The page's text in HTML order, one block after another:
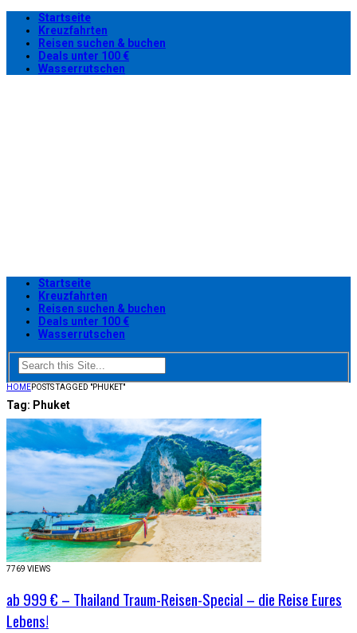
Startseite
Kreuzfahrten
Reisen suchen & buchen
Deals unter 100 €
Wasserrutschen
Startseite
Kreuzfahrten
Reisen suchen & buchen
Deals unter 100 €
Wasserrutschen
HOMEPOSTS TAGGED "PHUKET"
Tag: Phuket
7769 VIEWS
ab 999 € – Thailand Traum-Reisen-Special – die Reise Eures
Lebens!